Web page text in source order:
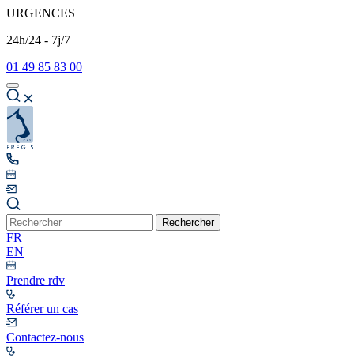
URGENCES
24h/24 - 7j/7
01 49 85 83 00
Rechercher
FR
EN
Prendre rdv
Référer un cas
Contactez-nous